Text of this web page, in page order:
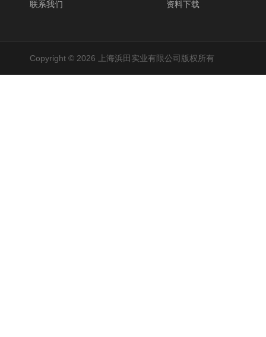
联系我们 资料下载
Copyright © 2026 上海浜田实业有限公司版权所有